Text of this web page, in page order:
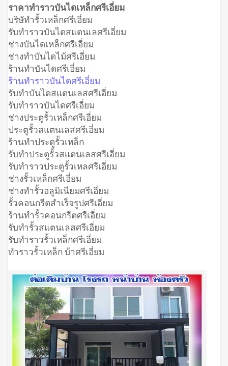
ราคาทำราวบันไดเหล็กศรีเอี่ยม
บริษัทำรั้วเหล็กศรีเอี่ยม
รับทำราวบันไดสแตนเลศรีเอี่ยม
ช่างบันไดเหล็กศรีเอี่ยม
ช่างทำบันไดไม้ศรีเอี่ยม
ร้านทำบันไดศรีเอี่ยม
ร้านทำราวบันไดศรีเอี่ยม
รับทำบันไดสแตนเลสศรีเอี่ยม
รับทำราวบันไดศรีเอี่ยม
ช่างประตูรั้วเหล็กศรีเอี่ยม
ประตูรั้วสแตนเลสศรีเอี่ยม
ร้านทำประตูรั้วเหล็ก
รับทำประตูรั้วสแตนเลสศรีเอี่ยม
รับทำราวประตูรั้วเหลศรีเอี่ยม
ช่างรั้วเหล็กศรีเอี่ยม
ช่างทำรั้วอลูมิเนียมศรีเอี่ยม
รั้วคอนกรีตสำเร็จรูปศรีเอี่ยม
ร้านทำรั้วคอนกรีตศรีเอี่ยม
รับทำรั้วสแตนเลสศรีเอี่ยม
รับทำราวรั้วเหล็กศรีเอี่ยม
ทำราวรั้วเหล็ก บ้าศรีเอี่ยม